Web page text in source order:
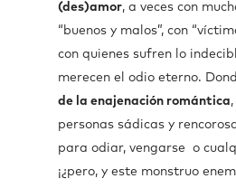
(des)amor, a veces con
“buenos y malos”, con
con quienes sufren lo
merecen el odio eterno.
de la enajenación romántica
personas sádicas y
para odiar, vengarse o
¡¿pero, y este monstruo